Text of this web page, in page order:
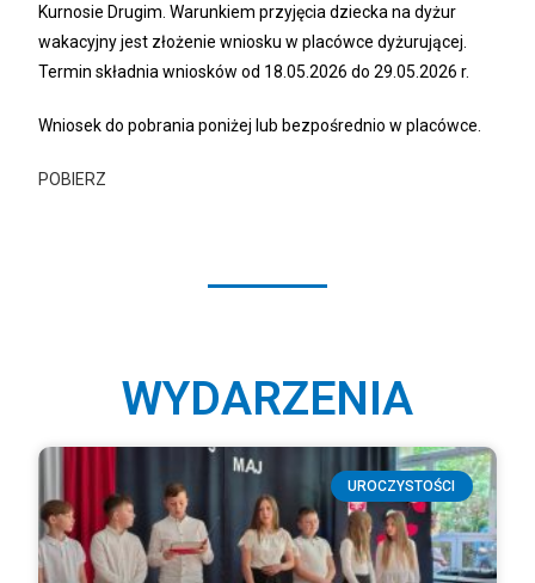
Kurnosie Drugim. Warunkiem przyjęcia dziecka na dyżur
wakacyjny jest złożenie wniosku w placówce dyżurującej.
Termin składnia wniosków od 18.05.2026 do 29.05.2026 r.
Wniosek do pobrania poniżej lub bezpośrednio w placówce.
POBIERZ
WYDARZENIA
UROCZYSTOŚCI